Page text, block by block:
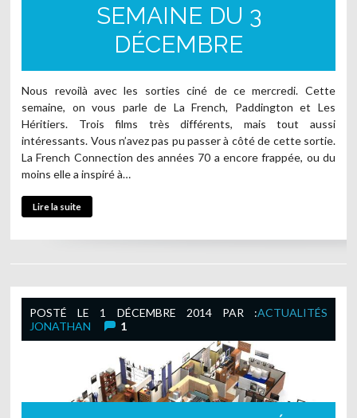
SEMAINE DU 3
DÉCEMBRE
Nous revoilà avec les sorties ciné de ce mercredi. Cette
semaine, on vous parle de La French, Paddington et Les
Héritiers. Trois films très différents, mais tout aussi
intéressants. Vous n’avez pas pu passer à côté de cette sortie.
La French Connection des années 70 a encore frappée, ou du
moins elle a inspiré à…
Lire la suite
ACTUALITÉS
POSTÉ LE 1 DÉCEMBRE 2014PAR :
JONATHAN
1